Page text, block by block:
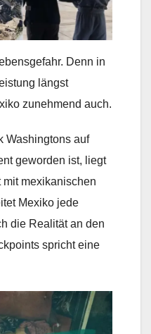
Denn in
längst
zunehmend auch.
Washingtons auf
geworden ist, liegt
mexikanischen
Mexiko jede
die Realität an den
spricht eine